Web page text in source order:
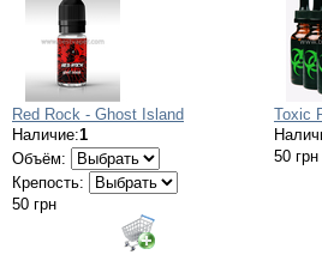
Red Rock - Ghost Island
Наличие:1
Объём:
Крепость:
50 грн
Toxic
50 грн